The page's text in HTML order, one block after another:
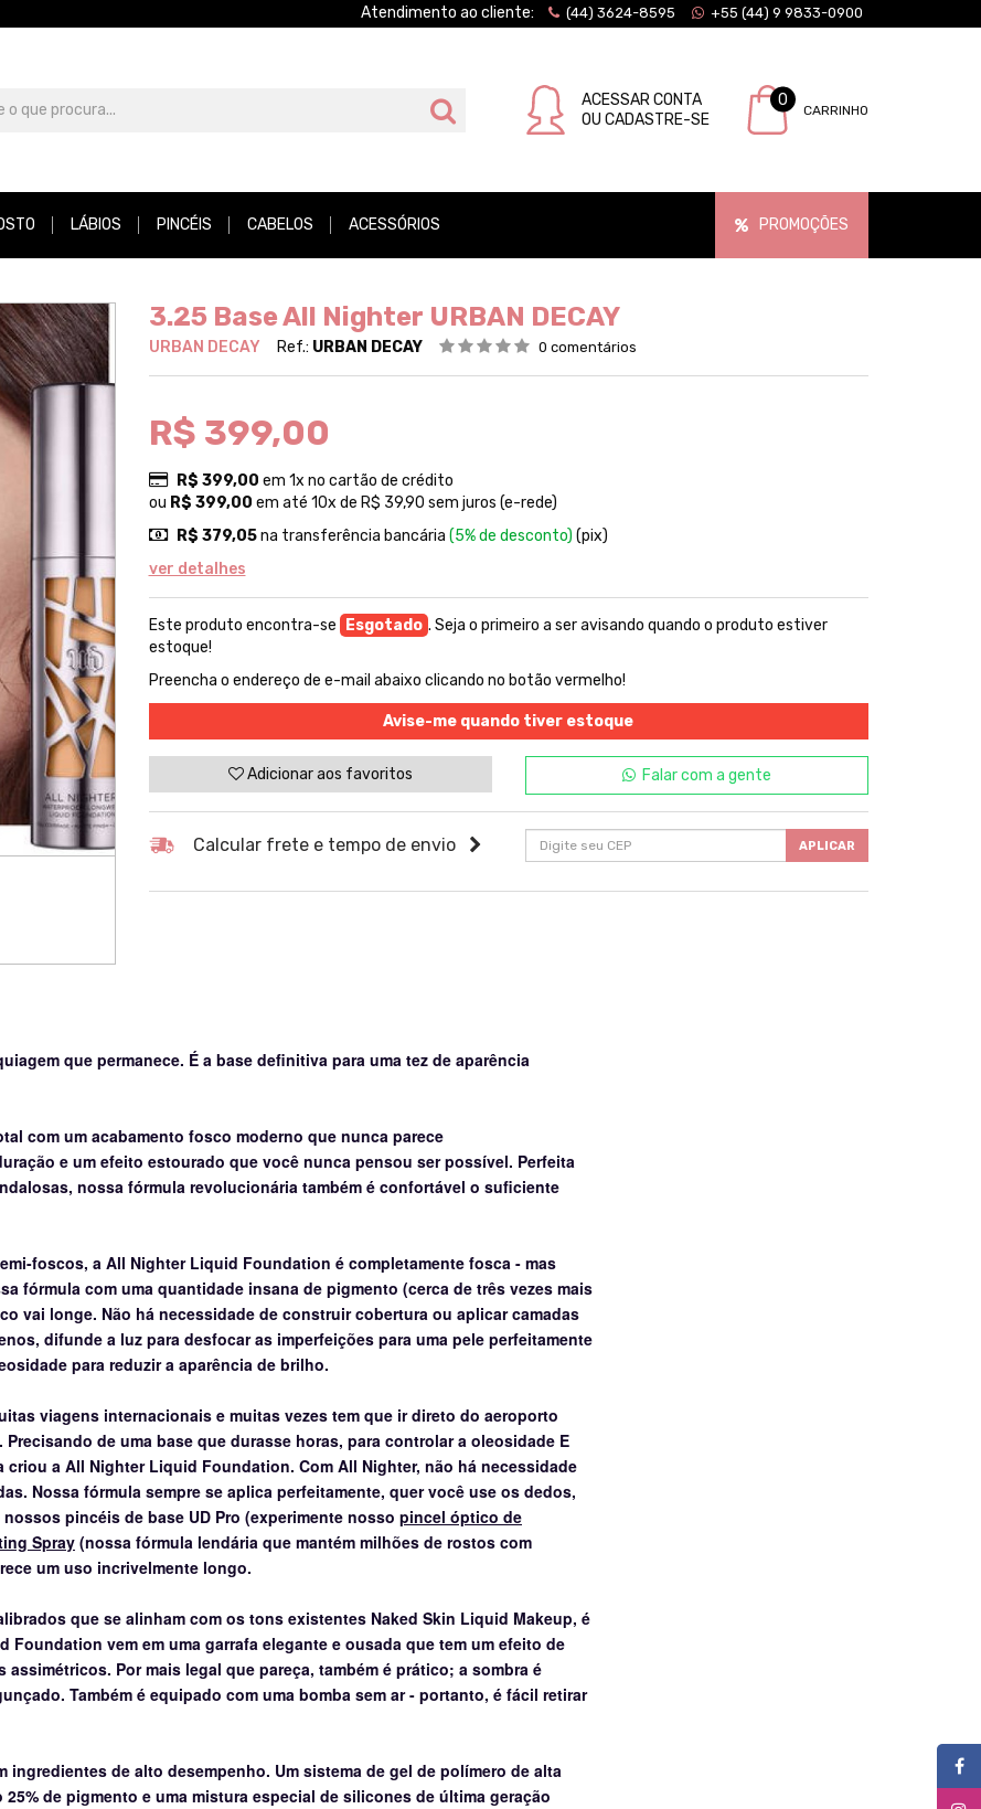
Atendimento ao cliente: (44) 3624-8595 +55 (44) 9 9833-0900
ACESSAR CONTA
OU CADASTRE-SE
0
CARRINHO
LÁBIOS PINCÉIS CABELOS ACESSÓRIOS PROMOÇÕES
3.25 Base All Nighter URBAN DECAY
URBAN DECAY Ref.: URBAN DECAY 0 comentários
R$ 399,00
R$ 399,00 em 1x no cartão de crédito
ou R$ 399,00 em até 10x de R$ 39,90 sem juros (e-rede)
R$ 379,05na transferência bancária (5% de desconto) (pix)
ver detalhes
Este produto encontra-se Esgotado . Seja o primeiro a ser avisando quando o produto estiver
estoque!
Preencha o endereço de e-mail abaixo clicando no botão vermelho!
Avise-me quando tiver estoque
Adicionar aos favoritos Falar com a gente
Calcular frete e tempo de envio APLICAR
que permanece. É a base definitiva para uma tez de aparência
com um acabamento fosco moderno que nunca parece
e um efeito estourado que você nunca pensou ser possível. Perfeita
nossa fórmula revolucionária também é confortável o suficiente
foscos, a All Nighter Liquid Foundation é completamente fosca - mas
fórmula com uma quantidade insana de pigmento (cerca de três vezes mais
vai longe. Não há necessidade de construir cobertura ou aplicar camadas
difunde a luz para desfocar as imperfeições para uma pele perfeitamente
para reduzir a aparência de brilho.
viagens internacionais e muitas vezes tem que ir direto do aeroporto
Precisando de uma base que durasse horas, para controlar a oleosidade E
criou a All Nighter Liquid Foundation. Com All Nighter, não há necessidade
Nossa fórmula sempre se aplica perfeitamente, quer você use os dedos,
pincéis de base UD Pro (experimente nosso pincel óptico de
Spray (nossa fórmula lendária que mantém milhões de rostos com
um uso incrivelmente longo.
que se alinham com os tons existentes Naked Skin Liquid Makeup, é
Foundation vem em uma garrafa elegante e ousada que tem um efeito de
assimétricos. Por mais legal que pareça, também é prático; a sombra é
Também é equipado com uma bomba sem ar - portanto, é fácil retirar
ingredientes de alto desempenho. Um sistema de gel de polímero de alta
de pigmento e uma mistura especial de silicones de última geração